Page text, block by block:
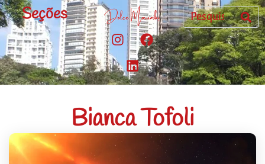
Seções
Bianca Tofoli